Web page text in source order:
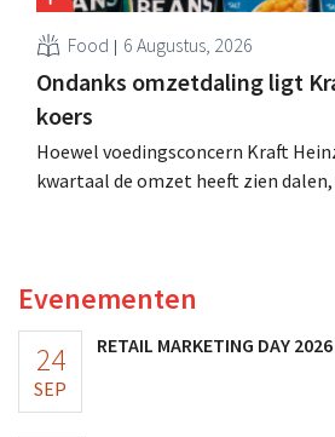
Food 6 Augustus, 2026
Ondanks omzetdaling ligt
koers
Hoewel voedingsconcern Kraft
kwartaal de omzet heeft zien
Evenementen
24
SEP
RETAIL MARKETING DAY 2026